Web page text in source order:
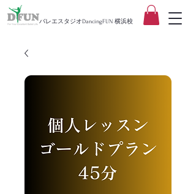
バレエスタジオDancingFUN 横浜校